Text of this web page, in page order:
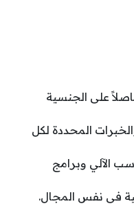
على الجنسية
المحددة لكل
الآلي وبرامج
في نفس المجال.